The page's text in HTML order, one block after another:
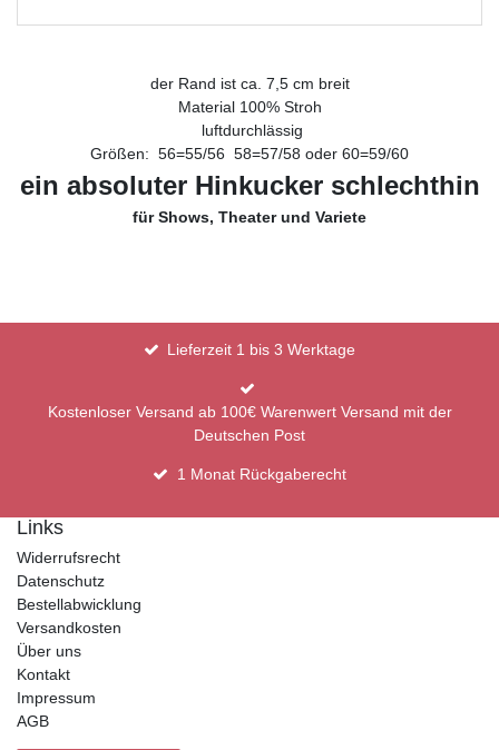
der Rand ist ca. 7,5 cm breit
Material 100% Stroh
luftdurchlässig
Größen: 56=55/56 58=57/58 oder 60=59/60
ein absoluter Hinkucker schlechthin
für Shows, Theater und Variete
Lieferzeit 1 bis 3 Werktage
Kostenloser Versand ab 100€ Warenwert Versand mit der
Deutschen Post
1 Monat Rückgaberecht
Links
Widerrufsrecht
Datenschutz
Bestellabwicklung
Versandkosten
Über uns
Kontakt
Impressum
AGB